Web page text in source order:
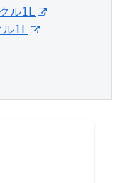
ル1L
1L